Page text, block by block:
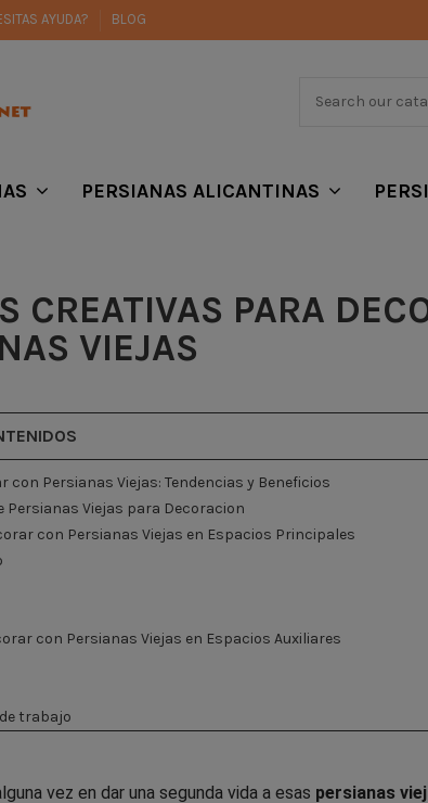
AYUDA? BLOG
PERSIANAS ALICANTINAS
CREATIVAS PARA
VIEJAS
con Persianas Viejas: Tendencias y Beneficios
Persianas Viejas para Decoracion
con Persianas Viejas en Espacios Principales
con Persianas Viejas en Espacios Auxiliares
trabajo
de jardin y terraza
vez en dar una segunda vida a esas persianas